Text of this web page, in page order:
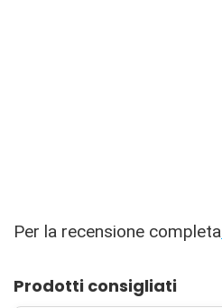
Per la recensione completa
Prodotti consigliati